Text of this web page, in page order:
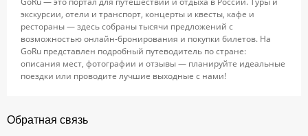
экскурсии, отели и транспорт, концерты и квесты, кафе и
рестораны — здесь собраны тысячи предложений с
возможностью онлайн-бронирования и покупки билетов. На
GoRu представлен подробный путеводитель по стране:
описания мест, фотографии и отзывы — планируйте идеальные
поездки или проводите лучшие выходные с нами!
Обратная связь